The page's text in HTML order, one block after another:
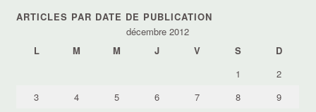
ARTICLES PAR DATE DE PUBLICATION
décembre 2012
L
M M J V S
D
1
2
3
4 5 6 7 8
9